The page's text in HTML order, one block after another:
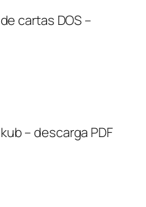
cartas DOS –
– descarga PDF